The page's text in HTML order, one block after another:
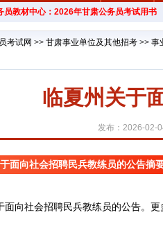
员教材中心：2026年甘肃公务员考试用书
考试网 >> 甘肃事业单位及其他招考 >> 事
临夏州关于
发布：2026-02-
面向社会招聘民兵教练员的公告摘
向社会招聘民兵教练员的公告。 更